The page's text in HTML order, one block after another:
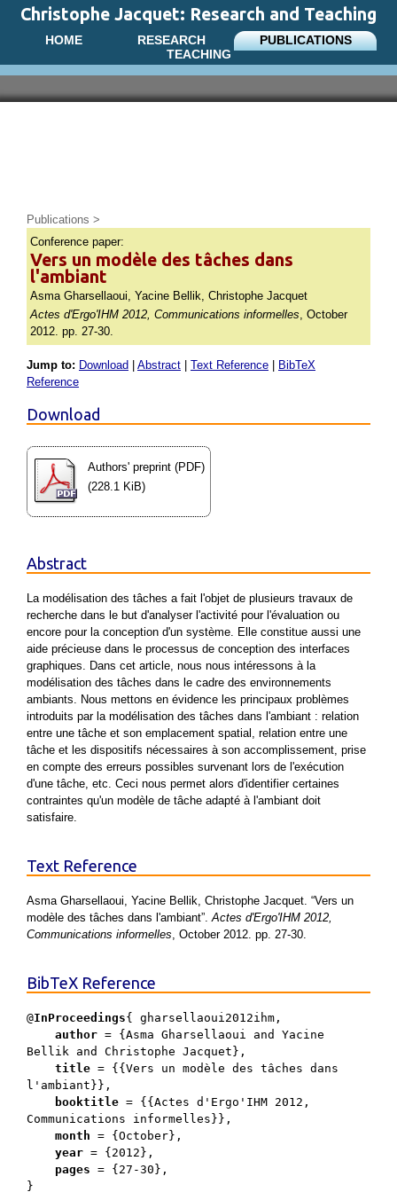
Christophe Jacquet: Research and Teaching
HOME RESEARCH
PUBLICATIONS
TEACHING
Publications >
Conference paper:
Vers un modèle des tâches dans
l'ambiant
Asma Gharsellaoui, Yacine Bellik, Christophe Jacquet
Actes d'Ergo'IHM 2012, Communications informelles, October
2012. pp. 27-30.
Jump to: Download Abstract Text Reference
BibTeX
Reference
Download
Authors' preprint (PDF)
(228.1 KiB)
Abstract
La modélisation des tâches a fait l'objet de plusieurs travaux de
recherche dans le but d'analyser l'activité pour l'évaluation ou
encore pour la conception d'un système. Elle constitue aussi une
aide précieuse dans le processus de conception des interfaces
graphiques. Dans cet article, nous nous intéressons à la
modélisation des tâches dans le cadre des environnements
ambiants. Nous mettons en évidence les principaux problèmes
introduits par la modélisation des tâches dans l'ambiant : relation
entre une tâche et son emplacement spatial, relation entre une
tâche et les dispositifs nécessaires à son accomplissement, prise
en compte des erreurs possibles survenant lors de l'exécution
d'une tâche, etc. Ceci nous permet alors d'identifier certaines
contraintes qu'un modèle de tâche adapté à l'ambiant doit
satisfaire.
Text Reference
Asma Gharsellaoui, Yacine Bellik, Christophe Jacquet. “Vers un
modèle des tâches dans l'ambiant”.Actes d'Ergo'IHM 2012,
Communications informelles, October 2012. pp. 27-30.
BibTeX Reference
@InProceedings{ gharsellaoui2012ihm,
author = {Asma Gharsellaoui and Yacine
Bellik and Christophe Jacquet},
title = {{Vers un modèle des tâches dans
l'ambiant}},
booktitle = {{Actes d'Ergo'IHM 2012,
Communications informelles}},
month = {October},
year = {2012},
pages = {27-30},